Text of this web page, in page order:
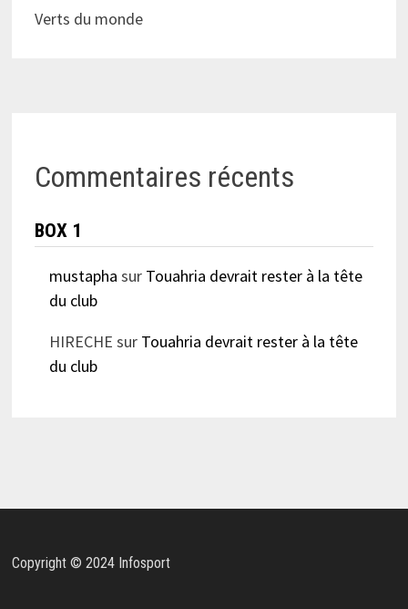
Verts du monde
Commentaires récents
BOX 1
mustapha sur Touahria devrait rester à la tête
du club
HIRECHE sur Touahria devrait rester à la tête
du club
Copyright © 2024 Infosport